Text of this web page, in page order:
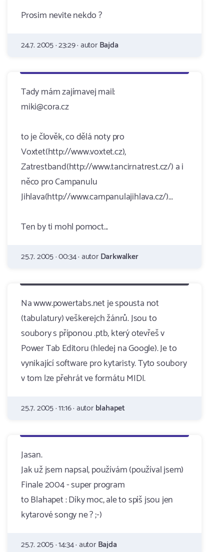
Prosim nevite nekdo ?
24.7. 2005 · 23:29 · autorBajda
Tady mám zajímavej mail:
miki@cora.cz
to je člověk, co dělá noty pro
Voxtet(http://www.voxtet.cz),
Zatrestband(http://www.tancirnatrest.cz/) a i
něco pro Campanulu
Jihlava(http://www.campanulajihlava.cz/)...
Ten by ti mohl pomoct...
25.7. 2005 · 00:34 · autorDarkwalker
Na www.powertabs.net je spousta not
(tabulatury) veškerejch žánrů. Jsou to
soubory s příponou .ptb, který otevřeš v
Power Tab Editoru (hledej na Google). Je to
vynikající software pro kytaristy. Tyto soubory
v tom lze přehrát ve formátu MIDI.
25.7. 2005 · 11:16 · autorblahapet
Jasan.
Jak už jsem napsal, používám (používal jsem)
Finale 2004 - super program
to Blahapet : Díky moc, ale to spíš jsou jen
kytarové songy ne ? ;-)
25.7. 2005 · 14:34 · autorBajda